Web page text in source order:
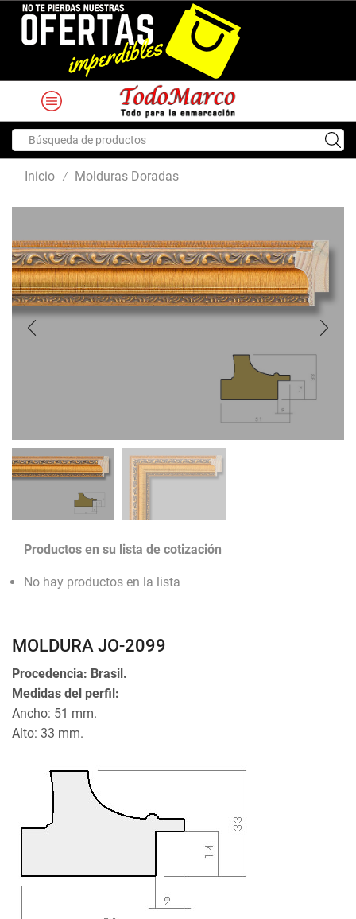
input
Inicio / Molduras Doradas
Productos en su lista de cotización
No hay productos en la lista
MOLDURA JO-2099
Procedencia: Brasil.
Medidas del perfil:
Ancho: 51 mm.
Alto: 33 mm.